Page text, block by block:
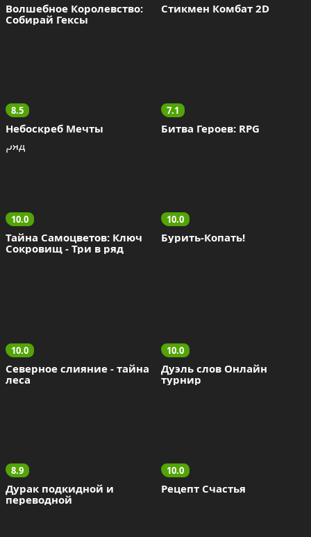
Волшебное Королевство:
Собирай Гексы
Стикмен Комбат 2D
8.5
Небоскреб Мечты
7.1
Битва Героев: RPG
10.0
Тайна Самоцветов: Ключ
Сокровищ - Три в ряд
10.0
Бурить-Копать!
10.0
Северное слияние - тайна
леса
10.0
Дуэль слов Онлайн
турнир
8.9
Дурак подкидной и
переводной
10.0
Рецепт Счастья